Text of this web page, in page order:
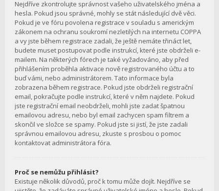
Nejdříve zkontrolujte správnost vašeho uživatelského jména a
hesla. Pokud jsou správné, mohly se stát následující dvě věci.
Pokud je ve fóru povolena registrace v souladu s americkým
zákonem na ochranu soukromí nezletilých na internetu COPPA
a vy jste během registrace zadali, že ještě nemáte třináct let,
budete muset postupovat podle instrukcí, které jste obdrželi e-
mailem. Na některých fórech je také vyžadováno, aby před
přihlášením proběhla aktivace nově registrovaného účtu a to
buď vámi, nebo administrátorem. Tato informace byla
zobrazena během registrace. Pokud jste obdrželi registrační
email, pokračujte podle instrukcí, které v něm najdete. Pokud
jste registrační email neobdrželi, mohli jste zadat špatnou
emailovou adresu, nebo byl email zachycen spam filtrem a
skončil ve složce se spamy. Pokud jste si jistí, že jste zadali
správnou emailovou adresu, zkuste s prosbou o pomoc
kontaktovat administrátora fóra.
Proč se nemůžu přihlásit?
Existuje několik důvodů, proč k tomu může dojít. Nejdříve se